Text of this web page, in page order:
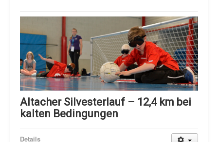
Home
Über uns
Torball
Schießen
Schi Alpin
Schi Nordisch
Laufen
Altacher Silvesterlauf – 12,4 km bei
kalten Bedingungen
Details